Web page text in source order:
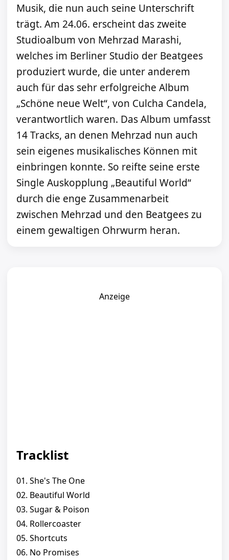
Musik, die nun auch seine Unterschrift
trägt. Am 24.06. erscheint das zweite
Studioalbum von Mehrzad Marashi,
welches im Berliner Studio der Beatgees
produziert wurde, die unter anderem
auch für das sehr erfolgreiche Album
„Schöne neue Welt“, von Culcha Candela,
verantwortlich waren. Das Album umfasst
14 Tracks, an denen Mehrzad nun auch
sein eigenes musikalisches Können mit
einbringen konnte. So reifte seine erste
Single Auskopplung „Beautiful World“
durch die enge Zusammenarbeit
zwischen Mehrzad und den Beatgees zu
einem gewaltigen Ohrwurm heran.
Anzeige
Tracklist
01. She's The One
02. Beautiful World
03. Sugar & Poison
04. Rollercoaster
05. Shortcuts
06. No Promises